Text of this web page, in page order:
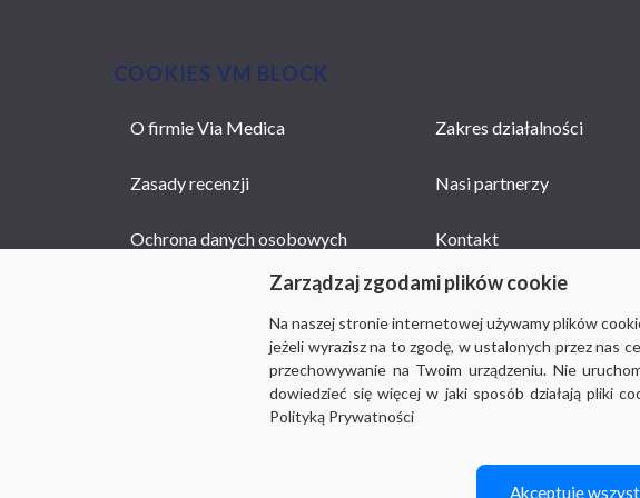
COOKIES VM BLOCK
Zarządzaj zgodami plików cookie
Na naszej stronie internetowej używamy plików
jeżeli wyrazisz na to zgodę, w ustalonych przez nas
przechowywanie na Twoim urządzeniu. Nie
dowiedzieć się więcej w jaki sposób działają pliki
Polityką Prywatności
Akceptuję
MAIN
O firmie Via Medica Zakres działalności
Zasady recenzji Nasi partnerzy
Ochrona danych osobowych Kontakt
© 2018-2019
Ważne:
Czym są i do